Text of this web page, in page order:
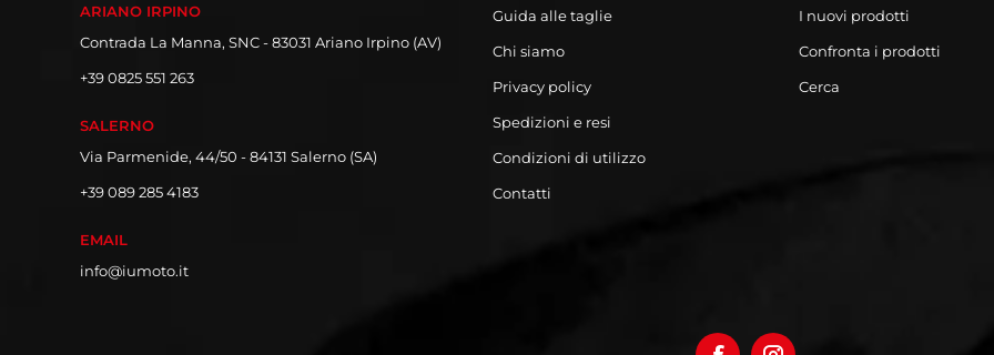
ARIANO IRPINO
Contrada La Manna, SNC - 83031 Ariano Irpino (AV)
+39 0825 551 263
SALERNO
Via Parmenide, 44/50 - 84131 Salerno (SA)
+39 089 285 4183
EMAIL
info@iumoto.it
Guida alle taglie
Chi siamo
Privacy policy
Spedizioni e resi
Condizioni di utilizzo
Contatti
I nuovi prodotti
Confronta i prodotti
Cerca